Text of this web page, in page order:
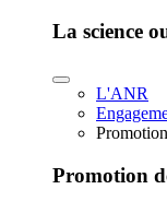
La science
L'ANR
Promotion